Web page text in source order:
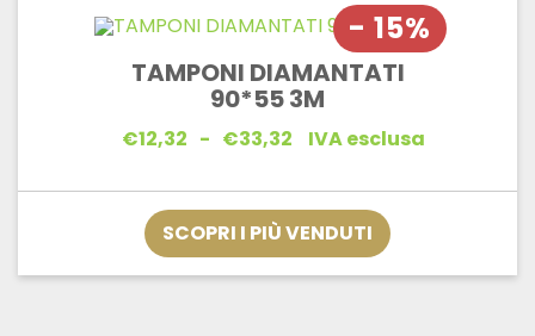
- 15%
TAMPONI DIAMANTATI
90*55 3M
€12,32 - €33,32Fascia
di
da
€12,32
a
€33,32
IVA esclusa
SCOPRI I PIÙ VENDUTI